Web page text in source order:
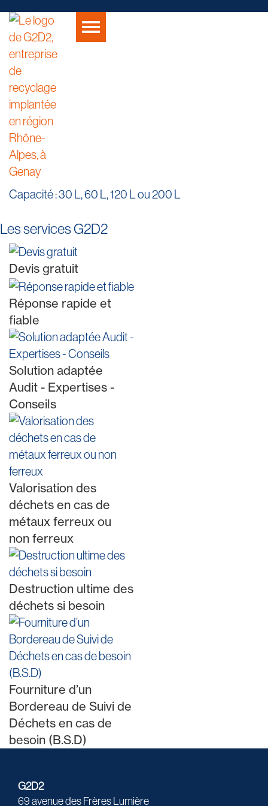
Capacité : 30 L, 60 L, 120 L ou 200 L
Les services G2D2
Devis gratuit
Réponse rapide et
fiable
Solution adaptée
Audit - Expertises -
Conseils
Valorisation des
déchets en cas de
métaux ferreux ou
non ferreux
Destruction ultime des
déchets si besoin
Fourniture d’un
Bordereau de Suivi de
Déchets en cas de
besoin (B.S.D)
G2D2
69 avenue des Frères Lumière